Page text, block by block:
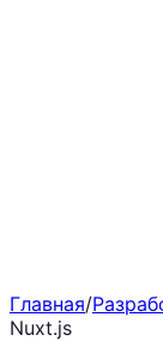
Главная/
Nuxt.js